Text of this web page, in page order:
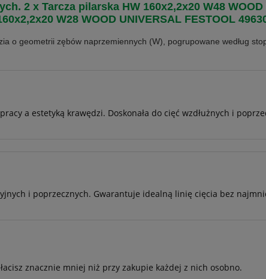
2 x Tarcza pilarska HW 160x2,2x20 W48 WOOD
W28 WOOD UNIVERSAL FESTOOL
o geometrii zębów naprzemiennych (W), pogrupowane według
a estetyką krawędzi. Doskonała do cięć wzdłużnych i
i poprzecznych. Gwarantuje idealną linię cięcia bez
znacznie mniej niż przy zakupie każdej z nich osobno.